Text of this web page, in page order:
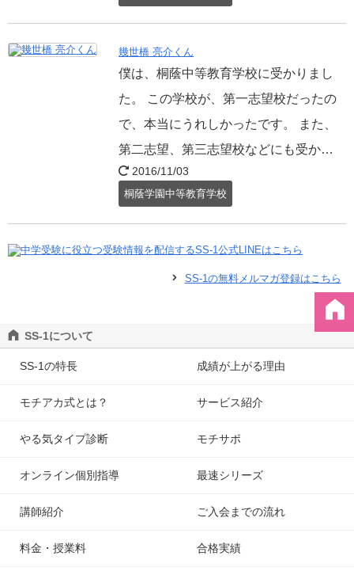
幾世橋 亮介くん
僕は、桐蔭中等教育学校に受かりまし
た。 この学校が、第一志望校だったの
で、本当にうれしかったです。 また、
第二志望、第三志望校などにも受か…
2016/11/03
桐蔭学園中等教育学校
SS-1の無料メルマガ登録はこちら
SS-1について
SS-1の特長 成績が上がる理由
モチアカ式とは？ サービス紹介
やる気タイプ診断 モチサポ
オンライン個別指導 最速シリーズ
講師紹介 ご入会までの流れ
料金・授業料 合格実績